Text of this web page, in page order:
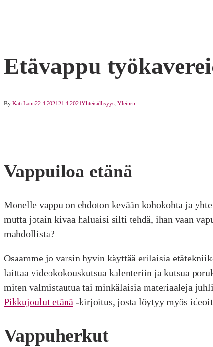
Etävappu
By Kati Lanu22.4.202121.4.2021Yhteisöllisyys Yleinen
Vappuiloa etänä
Monelle vappu on ehdoton kevään kohokohta ja
mutta jotain kivaa haluaisi silti tehdä, ihan vaan
mahdollista?
Osaamme jo varsin hyvin käyttää erilaisia
laittaa videokokouskutsua kalenteriin ja kutsua
miten valmistautua tai minkälaisia materiaaleja
Pikkujoulut etänä -kirjoitus, josta löytyy myös
Vappuherkut